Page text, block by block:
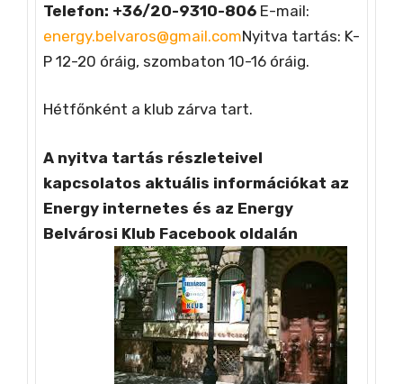
Telefon: +36/20-9310-806 E-mail:
energy.belvaros@gmail.comNyitva tartás: K-
P 12-20 óráig, szombaton 10-16 óráig.
Hétfőnként a klub zárva tart.
A nyitva tartás részleteivel
kapcsolatos aktuális információkat az
Energy internetes és az Energy
Belvárosi Klub Facebook oldalán